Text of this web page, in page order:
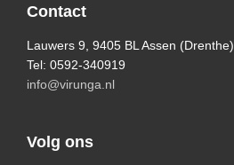
FooterContact
Lauwers 9, 9405 BL Assen (Drenthe)
Tel: 0592-340919
info@virunga.nl
Volg ons